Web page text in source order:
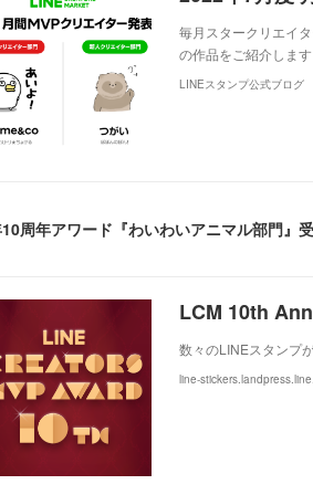
毎月スタークリエイ
の作品をご紹介しま
LINEスタンプ公式ブログ
周年アワード『わいわいアニマル部門』
LCM 10th
数々のLINEスタンプ
line-